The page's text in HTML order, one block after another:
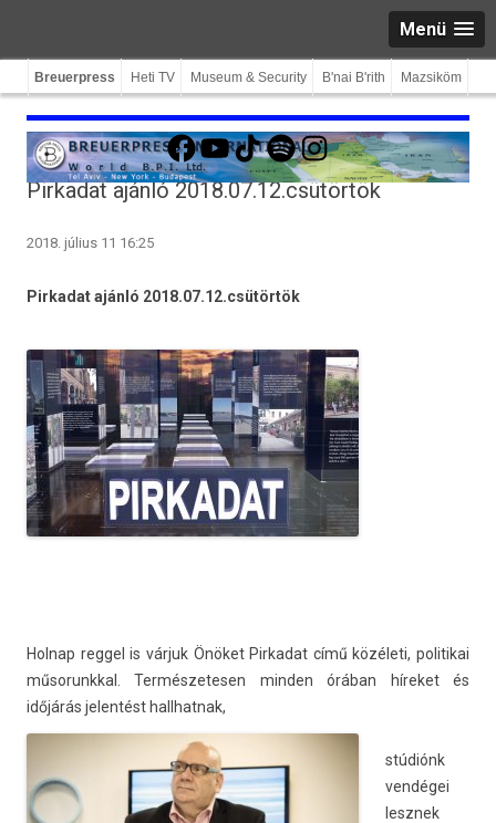
Menü
Breuerpress Heti TV Museum & Security B'nai B'rith Mazsiköm
Facebook
YouTube
TikTokSpotifyInstagram
Pirkadat ajánló 2018.07.12.csütörtök
2018. július 11 16:25
Pir­kadat ajánló 2018.07.12.csütörtök
Hol­nap re­ggel is várjuk Önöket Pir­kadat című közéleti, politikai
műsorunkk­al. Ter­mészetes­en mind­en órában híreket és
időjárás jelen­tést hallhat­nak,
stúdiónk
vendégei
lesznek